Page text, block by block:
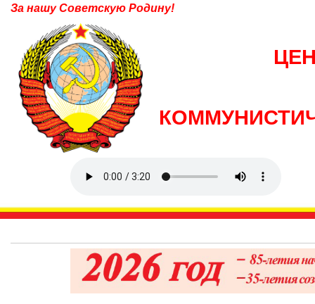
За нашу Советскую Родину!